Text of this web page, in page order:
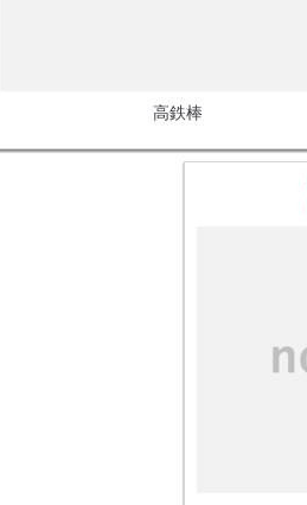
高鉄棒